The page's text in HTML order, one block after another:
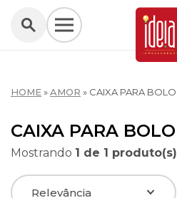
HOME»AMOR » CAIXA PARA BOLO
CAIXA PARA BOLO
Mostrando 1 de 1 produto(s)